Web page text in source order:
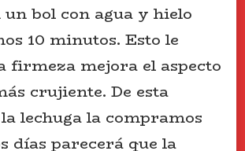
un bol con agua y hielo
10 minutos. Esto le
firmeza mejora el aspecto
crujiente. De esta
lechuga la compramos
días parecerá que la